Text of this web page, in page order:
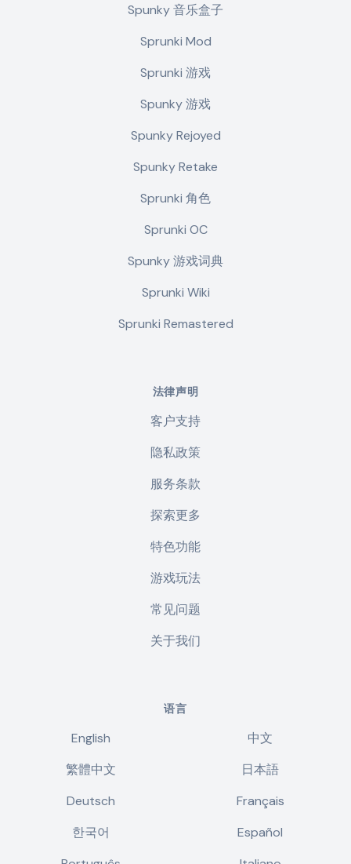
Spunky 音乐盒子
Sprunki Mod
Sprunki 游戏
Spunky 游戏
Spunky Rejoyed
Spunky Retake
Sprunki 角色
Sprunki OC
Spunky 游戏词典
Sprunki Wiki
Sprunki Remastered
法律声明
客户支持
隐私政策
服务条款
探索更多
特色功能
游戏玩法
常见问题
关于我们
语言
English
中文
繁體中文
日本語
Deutsch
Français
한국어
Español